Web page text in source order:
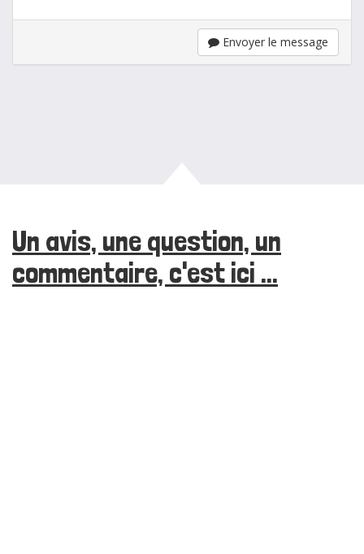
Envoyer le message
Un avis, une question, un
commentaire, c'est ici ...